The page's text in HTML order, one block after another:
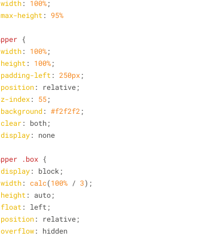
width: 100%;
max-height : 95%
{
width: 100%;
height : 100%;
padding-left : 250px;
position: relative;
z-index: 55;
background: #f2f2f2 ;
clear: both;
display: none
.box {
display: block;
width: calc(100% / 3);
height : auto;
float : left;
position: relative;
overflow: hidden